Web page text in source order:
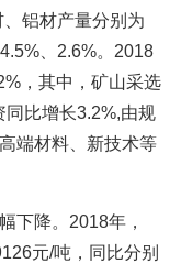
铝材产量分别为
、2.6%。2018
，其中，矿山采选
比增长3.2%,由规
端材料、新技术等
下降。2018年，
元/吨，同比分别